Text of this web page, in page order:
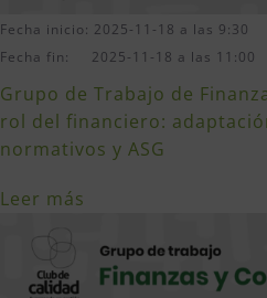
Fecha inicio: 2025-11-18 a las 9:30
Fecha fin: 2025-11-18 a las 11:00
Grupo de Trabajo de
rol del financiero:
normativos y ASG
Leer más